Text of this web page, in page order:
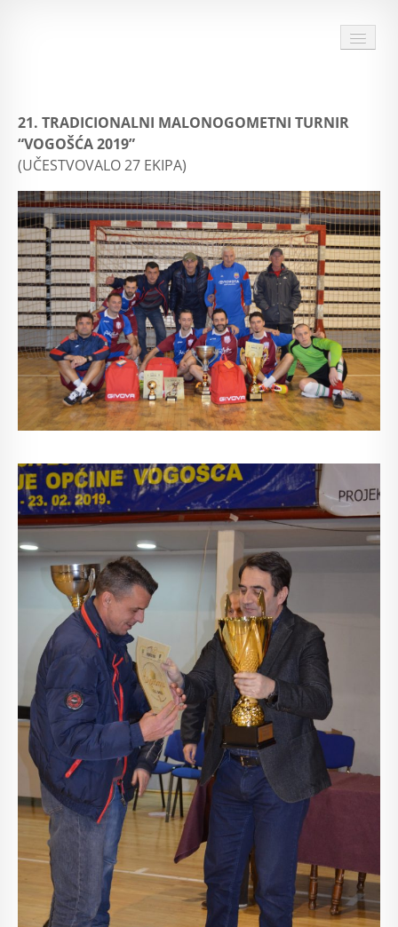
O TURNIRU
DOKUMENTI TURNIRA
28 TURNIR
ARHIVA
SPONZORI I PRIJATELJI TURNIRA
MULTIMEDIJA
KONTAKT
21. TRADICIONALNI MALONOGOMETNI TURNIR
“VOGOŠĆA 2019”
(UČESTVOVALO 27 EKIPA)